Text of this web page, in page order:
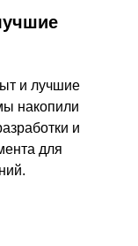
и лучшие
накопили
и
для